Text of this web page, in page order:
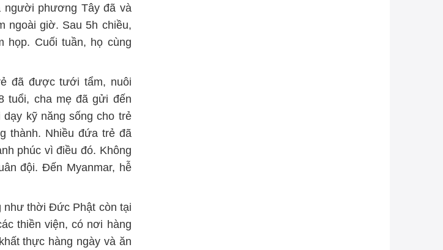
người phương Tây đã và
ngoài giờ. Sau 5h chiều,
họp. Cuối tuần, họ cùng
đã được tưới tẩm, nuôi
tuổi, cha mẹ đã gửi đến
kỹ năng sống cho trẻ
thành. Nhiều đứa trẻ đã
phúc vì điều đó. Không
đội. Đến Myanmar, hễ
như thời Đức Phật còn tại
thiền viện, có nơi hàng
thực hàng ngày và ăn